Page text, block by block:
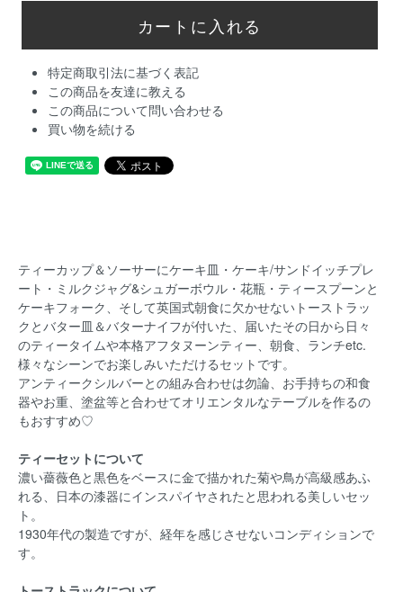
特定商取引法に基づく表記
この商品を友達に教える
この商品について問い合わせる
買い物を続ける
ティーカップ＆ソーサーにケーキ皿・ケーキ/サンドイッチプレ
ート・ミルクジャグ&シュガーボウル・花瓶・ティースプーンと
ケーキフォーク、そして英国式朝食に欠かせないトーストラッ
クとバター皿＆バターナイフが付いた、届いたその日から日々
のティータイムや本格アフタヌーンティー、朝食、ランチetc.
様々なシーンでお楽しみいただけるセットです。
アンティークシルバーとの組み合わせは勿論、お手持ちの和食
器やお重、塗盆等と合わせてオリエンタルなテーブルを作るの
もおすすめ♡
ティーセットについて
濃い薔薇色と黒色をベースに金で描かれた菊や鳥が高級感あふ
れる、日本の漆器にインスパイヤされたと思われる美しいセッ
ト。
1930年代の製造ですが、経年を感じさせないコンディションで
す。